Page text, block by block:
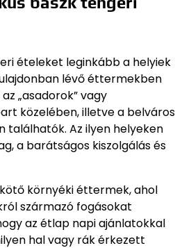
ételeket leginkább a helyiek
lévő éttermekben
„asadorok” vagy
közelében, illetve a belváros
találhatók. Az ilyen helyeken
a barátságos kiszolgálás és
környéki éttermek, ahol
származó fogásokat
az étlap napi ajánlatokkal
hal vagy rák érkezett